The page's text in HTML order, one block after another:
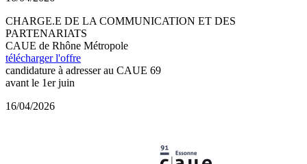
CHARGE.E DE LA COMMUNICATION ET DES
PARTENARIATS
CAUE de Rhône Métropole
télécharger l'offre
candidature à adresser au CAUE 69
avant le 1er juin
16/04/2026